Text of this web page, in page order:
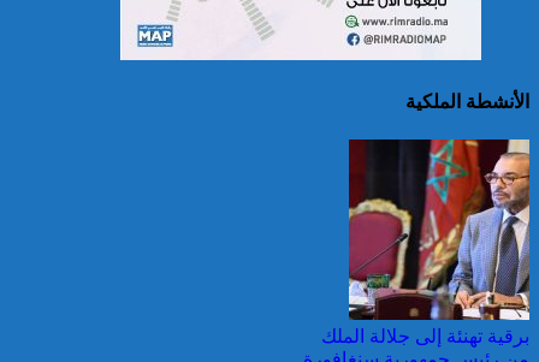
الصين تصدر إنذارين
لمواجهة العواصف المطيرة
وطقس شديد الحمل
الحراري
الأنشطة الملكية
برقية تهنئة إلى جلالة الملك